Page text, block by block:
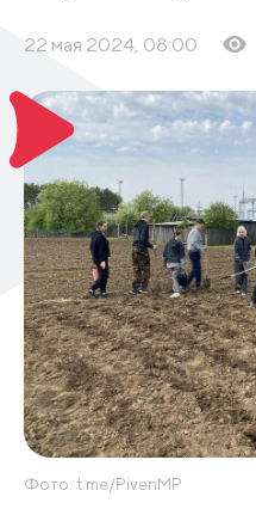
22 мая 2024, 08:00
Фото: t.me/PivenMP